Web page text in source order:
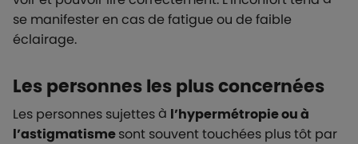
se manifester en cas de fatigue ou de faible
éclairage.
Les personnes les plus concernées
Les personnes sujettes à l’hypermétropie ou à
l’astigmatismesont souvent touchées plus tôt par